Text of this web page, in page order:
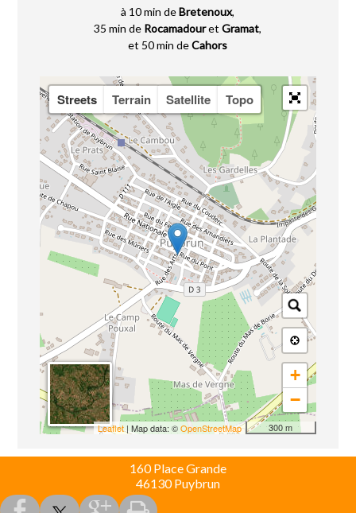
à 10 min deBretenoux,
35 min de RocamadouretGramat,
et 50 min deCahors
Streets Terrain Satellite Topo
+
−
300 m
Leaflet| Map data: ©OpenStreetMap
160 Place Grande
46130 Puybrun